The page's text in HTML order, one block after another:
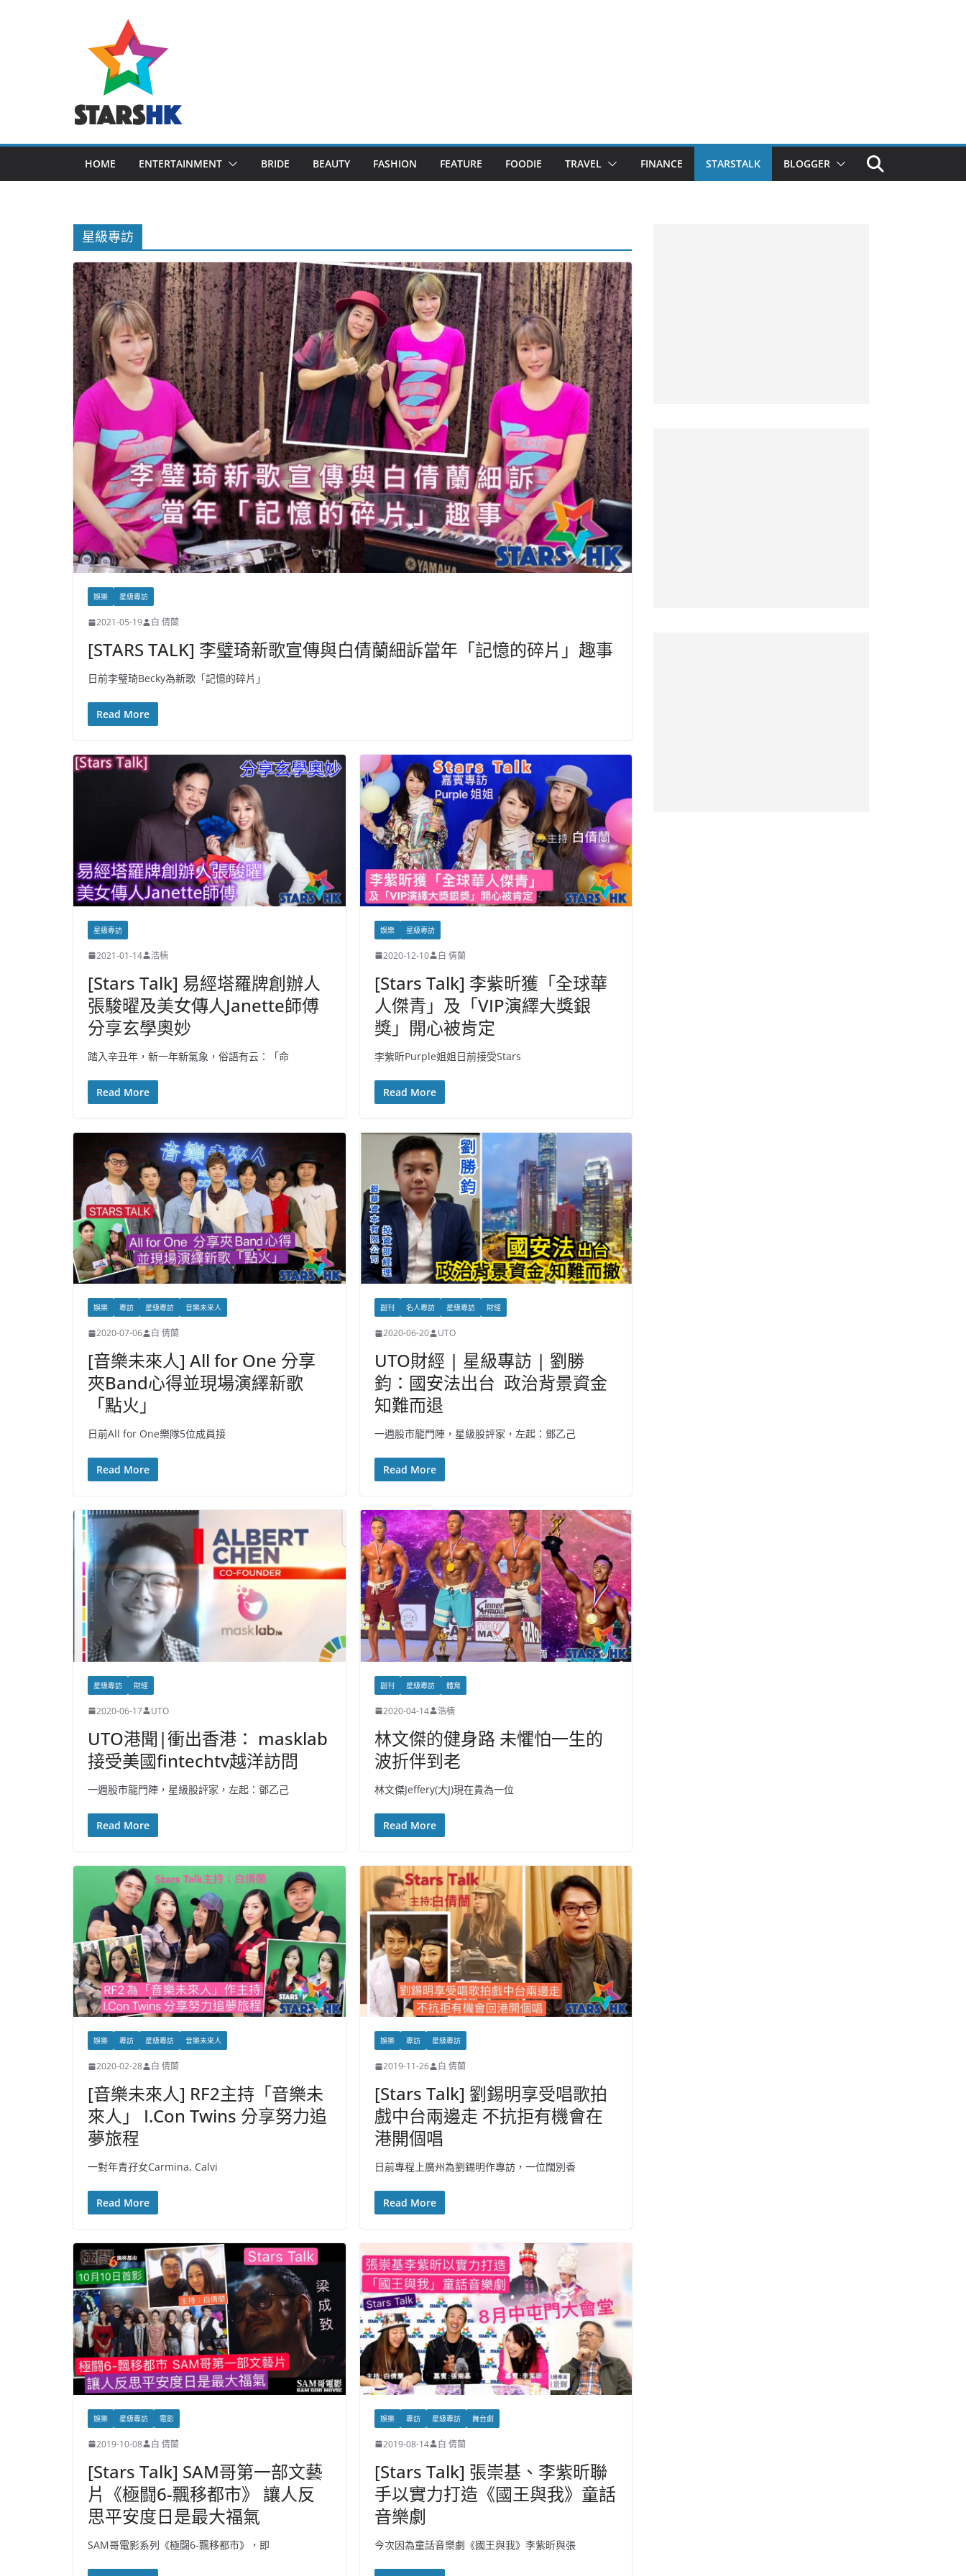
HOME ENTERTAINMENT BRIDE BEAUTY FASHION FEATURE FOODIE TRAVEL FINANCE STARSTALK BLOGGER
星級專訪
娛樂 星級專訪
2021-05-19 白 倩蘭
[STARS TALK] 李璧琦新歌宣傳與白倩蘭細訴當年「記憶的碎片」趣事
日前李璧琦Becky為新歌「記憶的碎片」
Read More
星級專訪
2021-01-14 浩楠
[Stars Talk] 易經塔羅牌創辦人
張駿曜及美女傳人Janette師傅
分享玄學奧妙
踏入辛丑年，新一年新氣象，俗語有云：「命
Read More
娛樂 星級專訪
2020-12-10 白 倩蘭
[Stars Talk] 李紫昕獲「全球華
人傑青」及「VIP演繹大獎銀
獎」開心被肯定
李紫昕Purple姐姐日前接受Stars
Read More
娛樂 專訪 星級專訪 音樂未來人
2020-07-06 白 倩蘭
[音樂未來人] All for One 分享
夾Band心得並現場演繹新歌
「點火」
日前All for One樂隊5位成員接
Read More
副刊 名人專訪 星級專訪 財經
2020-06-20 UTO
UTO財經 | 星級專訪 | 劉勝
鈞：國安法出台 政治背景資金
知難而退
一週股市龍門陣，星級股評家，左起：鄧乙己
Read More
星級專訪 財經
2020-06-17 UTO
UTO港聞|衝出香港： masklab
接受美國fintechtv越洋訪問
一週股市龍門陣，星級股評家，左起：鄧乙己
Read More
副刊 星級專訪 體育
2020-04-14 浩楠
林文傑的健身路 未懼怕一生的
波折伴到老
林文傑Jeffery(大J)現在貴為一位
Read More
娛樂 專訪 星級專訪 音樂未來人
2020-02-28 白 倩蘭
[音樂未來人] RF2主持「音樂未
來人」 I.Con Twins 分享努力追
夢旅程
一對年青孖女Carmina, Calvi
Read More
娛樂 專訪 星級專訪
2019-11-26 白 倩蘭
[Stars Talk] 劉錫明享受唱歌拍
戲中台兩邊走 不抗拒有機會在
港開個唱
日前專程上廣州為劉錫明作專訪，一位闊別香
Read More
娛樂 星級專訪 電影
2019-10-08 白 倩蘭
[Stars Talk] SAM哥第一部文藝
片《極闘6-飄移都市》 讓人反
思平安度日是最大福氣
SAM哥電影系列《極闘6-飄移都市》，即
娛樂 專訪 星級專訪 舞台劇
2019-08-14 白 倩蘭
[Stars Talk] 張崇基、李紫昕聯
手以實力打造《國王與我》童話
音樂劇
今次因為童話音樂劇《國王與我》李紫昕與張